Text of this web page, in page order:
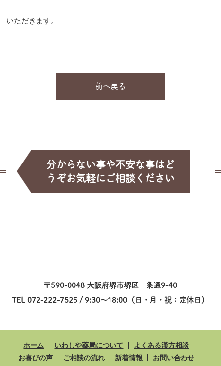
いただきます。
前へ戻る
分からない事や不安な事はど
うぞお気軽にご相談ください
〒590-0048 大阪府堺市堺区一条通9-40
TEL 072-222-7525 / 9:30～18:00（日・月・祝：定休日）
ホーム いわしや薬局について
よくある漢方相談
お喜びの声
ご相談の流れ 新着情報 お問い合わせ